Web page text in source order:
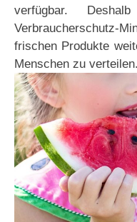
verfügbar.
Verbraucherschutz-
frischen Produkte
Menschen zu